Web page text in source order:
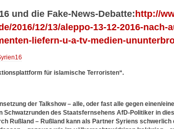
und die Fake-News-Debatte: http://
2016/12/13/aleppo-13-12-2016-
liefern-u-a-tv-medien-
für islamische Terroristen“.
der Talkshow – alle, oder fast alle gegen einen/
Schwatzrunden des Staatsfernsehens AfD-Politiker in
Rußland – Rußland kann als Partner Syriens